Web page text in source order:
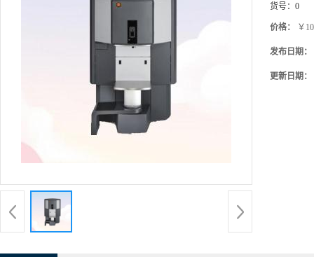
货号： 0
价格： ￥
发布日期：
更新日期：